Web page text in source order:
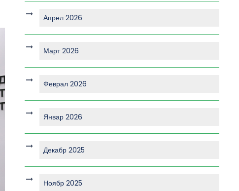
Апрел 2026
Март 2026
Феврал 2026
Январ 2026
Декабр 2025
Ноябр 2025